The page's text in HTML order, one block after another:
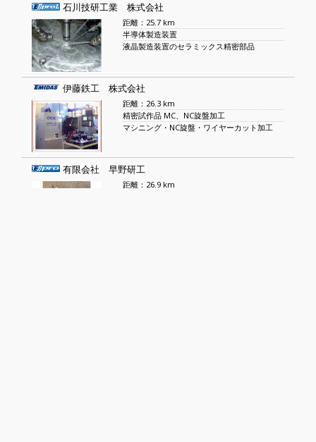
石川技研工業 株式会社
距離：25.7 km
半導体製造装置
液晶製造装置のセラミックス精密部品
伊藤鉄工 株式会社
距離：26.3 km
精密試作品 MC、NC旋盤加工
マシニング・NC旋盤・ワイヤーカット加工
有限会社 早野研工
距離：26.9 km